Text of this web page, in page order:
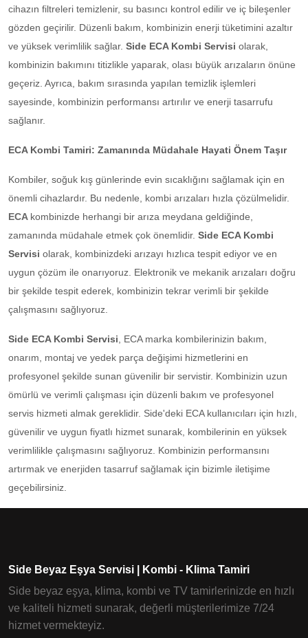
cihazın filtreleri temizlenir, su basıncı kontrol edilir ve iç bileşenler
gözden geçirilir. Düzenli bakım, kombinizin enerji tüketimini azaltır
ve yüksek verimlilik sağlar. Side ECA Kombi Servisi olarak,
kombinizin bakımını titizlikle yaparak, olası büyük arızaların önüne
geçeriz. Ayrıca, bakım sırasında yapılan temizlik işlemleri
sayesinde, kombinizin performansı artırılır ve enerji tasarrufu
sağlanır.
ECA Kombi Tamiri: Zamanında Müdahale Hayati Önem Taşır
Kombiler, soğuk kış günlerinde evin sıcaklığını sağlamak için en
önemli cihazlardır. Bu nedenle, kombi arızaları hızla çözülmelidir.
ECA kombinizde herhangi bir arıza meydana geldiğinde,
zamanında müdahale etmek çok önemlidir. Side ECA Kombi
Servisi olarak, kombinizdeki arızayı hızlıca tespit ediyor ve en
uygun çözüm ile onarıyoruz. Elektronik ve mekanik arızaları doğru
bir şekilde tespit ederek, kombinizin tekrar verimli bir şekilde
çalışmasını sağlıyoruz.
Side ECA Kombi Servisi, ECA marka kombilerinizin bakım,
onarım, montaj ve yedek parça değişimi hizmetlerini en
profesyonel şekilde sunan güvenilir bir servistir. Kombinizin uzun
ömürlü ve verimli çalışması için düzenli bakım ve profesyonel
servis hizmeti almak gereklidir. Side'deki ECA kullanıcıları için hızlı,
güvenilir ve uygun fiyatlı hizmet sunarak, kombilerinin en yüksek
verimlilikle çalışmasını sağlıyoruz. Kombinizin performansını
artırmak ve enerjiden tasarruf sağlamak için bizimle iletişime
geçebilirsiniz.
Side Beyaz Eşya Servisi | Kombi - Klima Tamiri
Side beyaz eşya, klima, kombi ve TV tamirlerinizde en hızlı
ve kaliteli hizmeti sunarak, değerli müşterilerimize 7/24
hizmet vermekteyiz.